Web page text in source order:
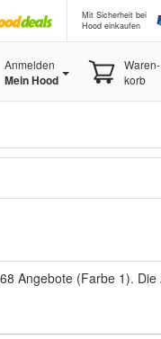
Mit Sicherheit bei
Hood einkaufen
Anmelden
Mein Hood
Waren-
korb
Angebote (Farbe 1).